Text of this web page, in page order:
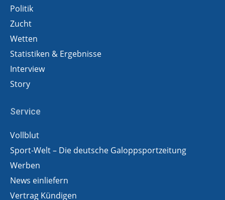
Politik
Zucht
Wetten
Statistiken & Ergebnisse
Interview
Story
Service
Vollblut
Sport-Welt – Die deutsche Galoppsportzeitung
Werben
News einliefern
Vertrag Kündigen